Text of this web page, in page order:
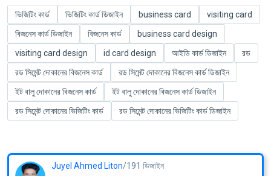
ভিজিটিং কার্ড ভিজিটিং কার্ড ডিজাইন business card
visiting card
বিজনেস কার্ড ডিজাইন
বিজনেস কার্ড
business card design
visiting card design
id card design আইডি কার্ড ডিজাইন
রড
রড সিমেন্ট দোকানের বিজনেস কার্ড
রড সিমেন্ট দোকানের বিজনেস কার্ড ডিজাইন
ইট বালু দোকানের বিজনেস কার্ড
ইট বালু দোকানের বিজনেস কার্ড ডিজাইন
রড সিমেন্ট দোকানের ভিজিটিং কার্ড
রড সিমেন্ট দোকানের ভিজিটিং কার্ড ডিজাইন
Juyel Ahmed Liton/191 ডিজাইন